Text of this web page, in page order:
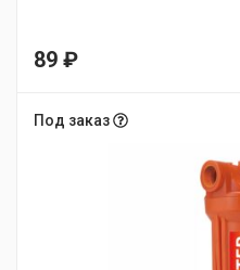
89 ₽
Под заказ